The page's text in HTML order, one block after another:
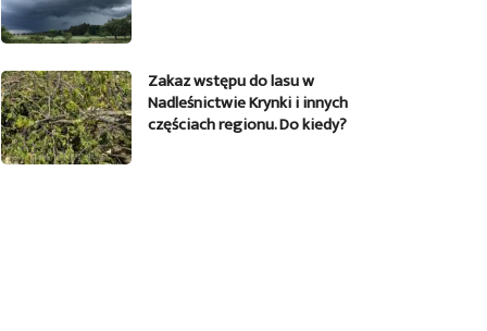
Zakaz wstępu do lasu w
Nadleśnictwie Krynki i innych
częściach regionu. Do kiedy?